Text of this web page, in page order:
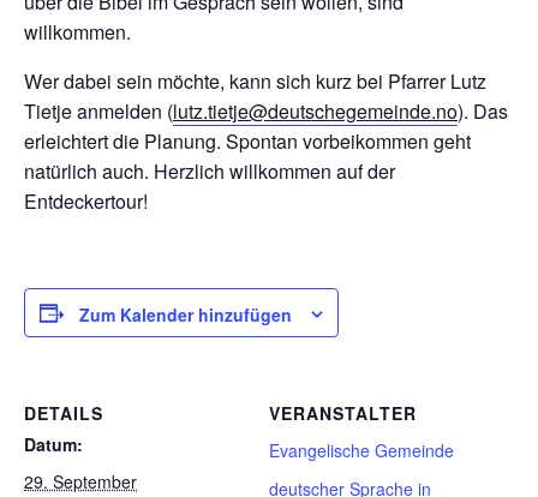
willkommen.
Wer dabei sein möchte, kann sich kurz bei Pfarrer Lutz
Tietje anmelden (lutz.tietje@deutschegemeinde.no). Das
erleichtert die Planung. Spontan vorbeikommen geht
natürlich auch. Herzlich willkommen auf der
Entdeckertour!
Zum Kalender hinzufügen
DETAILS
Datum:
29. September
VERANSTALTER
Evangelische Gemeinde
deutscher Sprache in